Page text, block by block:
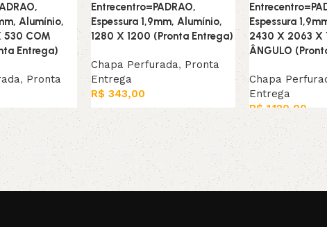
Alumínio,
530 COM
Entrega)
, Pronta
Entrecentro=PADRAO,
Espessura 1,9mm, Alumínio,
1280 X 1200 (Pronta Entrega)
Chapa Perfurada, Pronta
Entrega
R$ 343,00
Leia mais
Espessura
2430 X 2063 X
ÂNGULO
Chapa
Entrega
R$ 1.120,00
Leia mais